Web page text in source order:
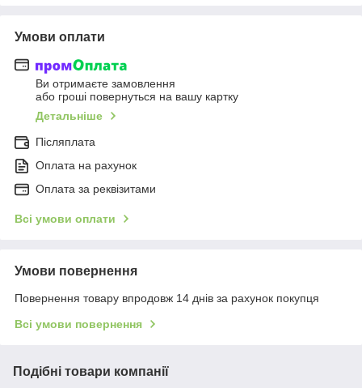
Умови оплати
Ви отримаєте замовлення
або гроші повернуться на вашу картку
Детальніше
Післяплата
Оплата на рахунок
Оплата за реквізитами
Всі умови оплати
Умови повернення
Повернення товару впродовж 14 днів за рахунок покупця
Всі умови повернення
Подібні товари компанії